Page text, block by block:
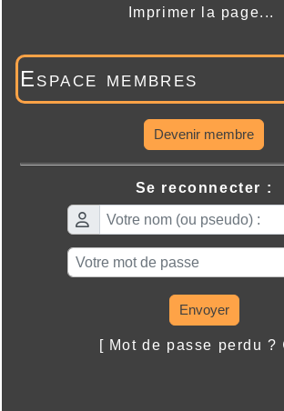
Imprimer la page...
Espace membres
Devenir membre
Se reconnecter :
Envoyer
[ Mot de passe perdu ?